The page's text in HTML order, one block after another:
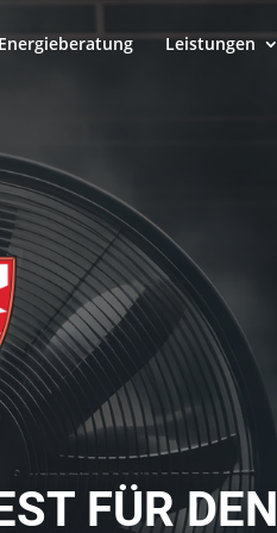
Energieberatung Leistungen
FÜR DEN